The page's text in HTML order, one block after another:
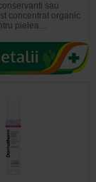
sau
concentrat organic
pielea…